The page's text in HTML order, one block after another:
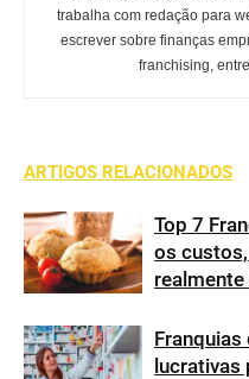
trabalha com redação para
escrever sobre finanças
franchising,
ARTIGOS RELACIONADOS
Top 7
os
realmente
lucrativas